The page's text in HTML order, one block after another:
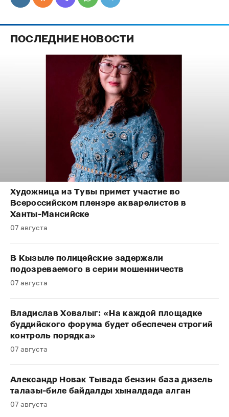
ПОСЛЕДНИЕ НОВОСТИ
Художница из Тувы примет участие во
Всероссийском пленэре акварелистов в
Ханты-Мансийске
07 августа
В Кызыле полицейские задержали
подозреваемого в серии мошенничеств
07 августа
Владислав Ховалыг: «На каждой площадке
буддийского форума будет обеспечен строгий
контроль порядка»
07 августа
Александр Новак Тывада бензин база дизель
талазы-биле байдалды хыналдада алган
07 августа